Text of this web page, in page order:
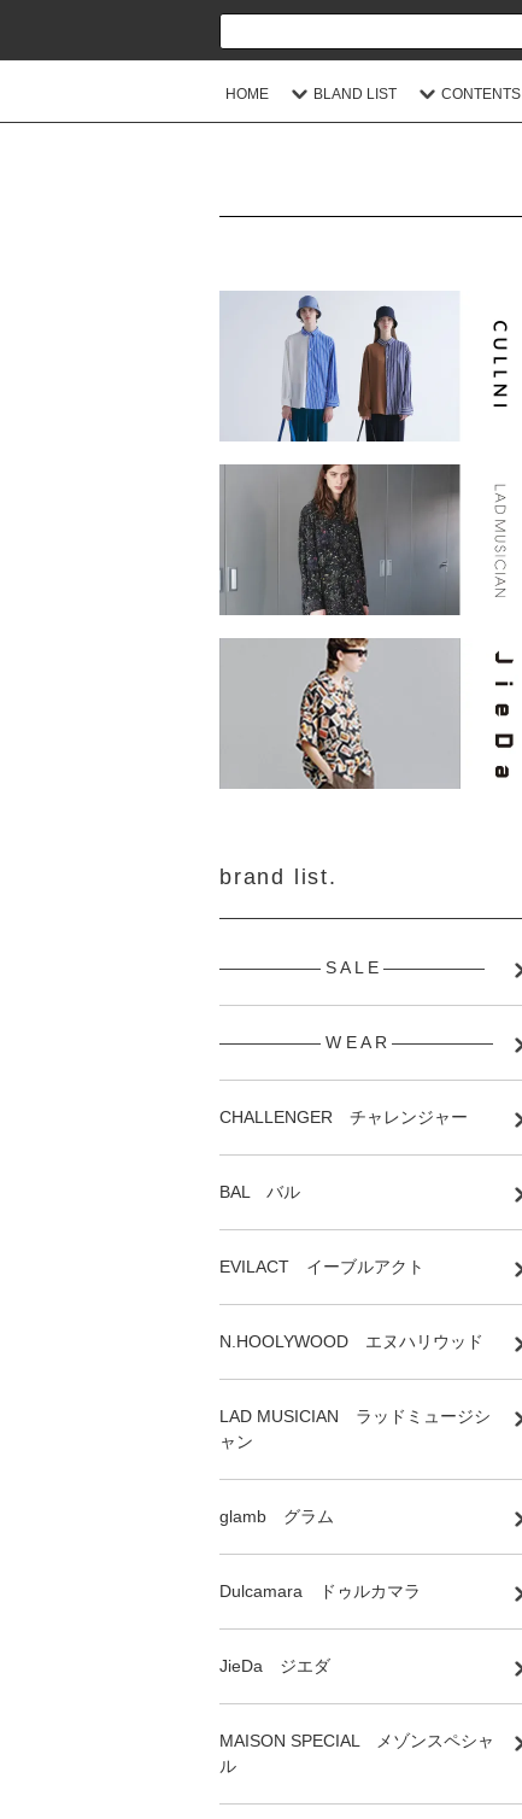
HOME BLAND LIST CONTENTS
brand list.
―――――― S A L E ――――――
―――――― W E A R ――――――
CHALLENGER チャレンジャー
BAL バル
EVILACT イーブルアクト
N.HOOLYWOOD エヌハリウッド
LAD MUSICIAN ラッドミュージシ
ャン
glamb グラム
Dulcamara ドゥルカマラ
JieDa ジエダ
MAISON SPECIAL メゾンスペシャ
ル